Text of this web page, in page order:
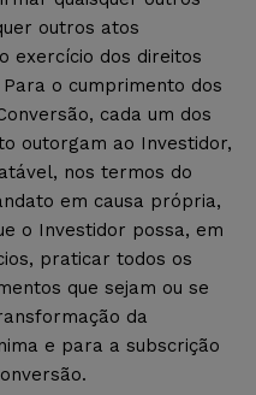
outros atos
exercício dos direitos
o cumprimento dos
cada um dos
outorgam ao Investidor,
nos termos do
em causa própria,
o Investidor possa, em
praticar todos os
que sejam ou se
da
e para a subscrição